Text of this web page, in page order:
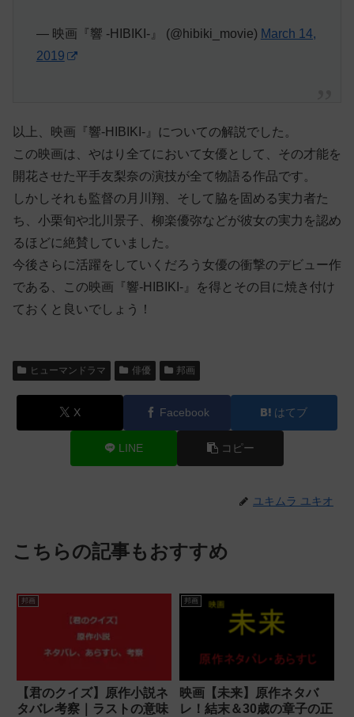
— 映画『響 -HIBIKI-』 (@hibiki_movie) March 14,
2019
以上、映画『響-HIBIKI-』についての解説でした。
この映画は、やはり全てにおいて女優として、その才能を
開花させた平手友梨奈の演技が全て物語る作品です。
しかしそれも監督の月川翔、そして脇を固める実力者た
ち、小栗旬や北川景子、柳楽優弥などが彼女の実力を認め
るほどに絶賛していました。
今後さらに活躍をしていくだろう女優の衝撃のデビュー作
である、この映画『響-HIBIKI-』を得とその目に焼き付け
ておくと良いでしょう！
ヒューマンドラマ 俳優 邦画
X Facebook はてブ
LINE コピー
ユキムラ ユキオ
こちらの記事もおすすめ
邦画
【君のクイズ】原作小説ネ
タバレ考察｜ラストの意味
邦画
映画【未来】原作ネタバ
レ！結末＆30歳の章子の正